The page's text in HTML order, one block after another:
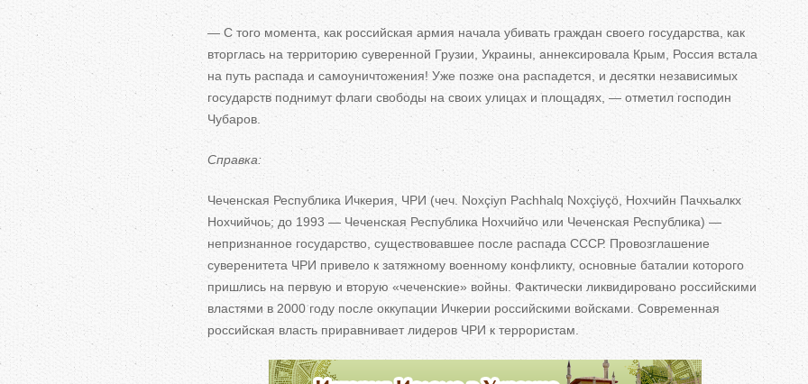
— С того момента, как российская армия начала убивать граждан своего государства, как
вторглась на территорию суверенной Грузии, Украины, аннексировала Крым, Россия встала
на путь распада и самоуничтожения! Уже позже она распадется, и десятки независимых
государств поднимут флаги свободы на своих улицах и площадях, — отметил господин
Чубаров.
Справка:
Чеченская Республика Ичкерия, ЧРИ (чеч. Noxçiyn Pachhalq Noxçiyçö, Нохчийн Пачхьалкх
Нохчийчоь; до 1993 — Чеченская Республика Нохчийчо или Чеченская Республика) —
непризнанное государство, существовавшее после распада СССР. Провозглашение
суверенитета ЧРИ привело к затяжному военному конфликту, основные баталии которого
пришлись на первую и вторую «чеченские» войны. Фактически ликвидировано российскими
властями в 2000 году после оккупации Ичкерии российскими войсками. Современная
российская власть приравнивает лидеров ЧРИ к террористам.